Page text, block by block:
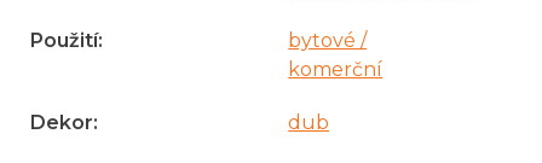
Použití:
bytové /
komerční
Dekor: dub